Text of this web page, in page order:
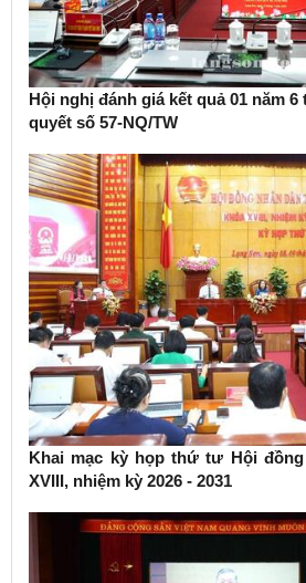
Hội nghị đánh giá kết quả 01 năm
quyết số 57-NQ/TW
Khai mạc kỳ họp thứ tư Hội
XVIII, nhiệm kỳ 2026 - 2031